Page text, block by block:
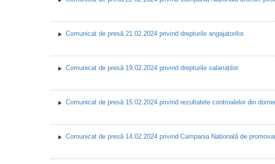
Comunicat de presă 21.02.2024 privind drepturile angajatorilor.
Comunicat de presă 19.02.2024 privind drepturile salariaților.
Comunicat de presă 15.02.2024 privind rezultatele controalelor din
Comunicat de presă 14.02.2024 privind Campania Națională de